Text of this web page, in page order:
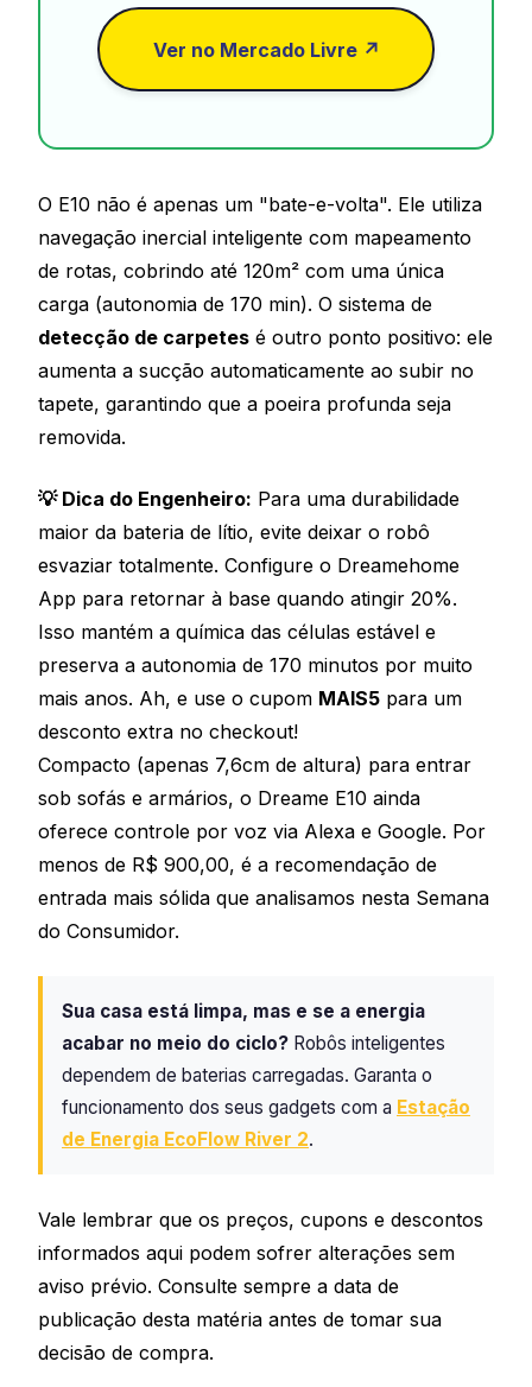
Ver no Mercado Livre ↗
O E10 não é apenas um "bate-e-volta". Ele utiliza
navegação inercial inteligente com mapeamento
de rotas, cobrindo até 120m² com uma única
carga (autonomia de 170 min). O sistema de
detecção de carpetes é outro ponto positivo: ele
aumenta a sucção automaticamente ao subir no
tapete, garantindo que a poeira profunda seja
removida.
💡 Dica do Engenheiro: Para uma durabilidade
maior da bateria de lítio, evite deixar o robô
esvaziar totalmente. Configure o Dreamehome
App para retornar à base quando atingir 20%.
Isso mantém a química das células estável e
preserva a autonomia de 170 minutos por muito
mais anos. Ah, e use o cupom MAIS5 para um
desconto extra no checkout!
Compacto (apenas 7,6cm de altura) para entrar
sob sofás e armários, o Dreame E10 ainda
oferece controle por voz via Alexa e Google. Por
menos de R$ 900,00, é a recomendação de
entrada mais sólida que analisamos nesta Semana
do Consumidor.
Sua casa está limpa, mas e se a energia
acabar no meio do ciclo? Robôs inteligentes
dependem de baterias carregadas. Garanta o
funcionamento dos seus gadgets com a Estação
de Energia EcoFlow River 2.
Vale lembrar que os preços, cupons e descontos
informados aqui podem sofrer alterações sem
aviso prévio. Consulte sempre a data de
publicação desta matéria antes de tomar sua
decisão de compra.